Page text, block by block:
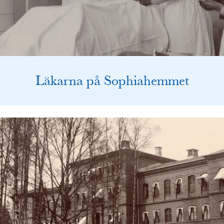
Läkarna på Sophiahemmet